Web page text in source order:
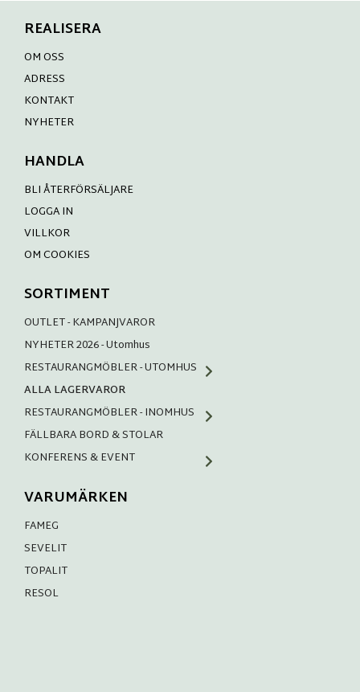
REALISERA
OM OSS
ADRESS
KONTAKT
NYHETER
HANDLA
BLI ÅTERFÖRSÄLJARE
LOGGA IN
VILLKOR
OM COOKIES
SORTIMENT
OUTLET - KAMPANJVAROR
NYHETER 2026 - Utomhus
RESTAURANGMÖBLER - UTOMHUS
ALLA LAGERVAROR
RESTAURANGMÖBLER - INOMHUS
FÄLLBARA BORD & STOLAR
KONFERENS & EVENT
VARUMÄRKEN
FAMEG
SEVELIT
TOPALIT
RESOL